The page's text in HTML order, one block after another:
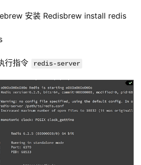
安装 Redisbrew install redis
行指令 redis-server